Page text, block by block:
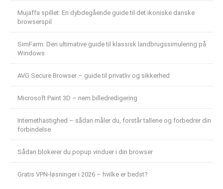
Mujaffa spillet: En dybdegående guide til det ikoniske danske
browserspil
SimFarm: Den ultimative guide til klassisk landbrugssimulering på
Windows
AVG Secure Browser – guide til privatliv og sikkerhed
Microsoft Paint 3D – nem billedredigering
Internethastighed – sådan måler du, forstår tallene og forbedrer din
forbindelse
Sådan blokerer du popup vinduer i din browser
Gratis VPN-løsninger i 2026 – hvilke er bedst?